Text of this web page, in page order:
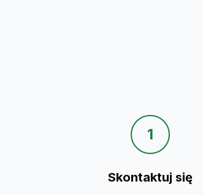
1
Skontaktuj się